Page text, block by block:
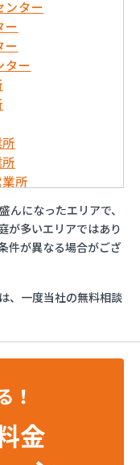
ター
ー
ー
ター
所
スタンド
になったエリアで、
が多いエリアではあり
件が異なる場合がござ
、一度当社の無料相談